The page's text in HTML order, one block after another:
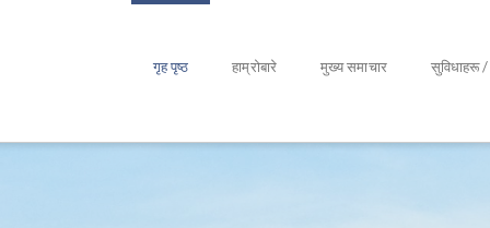
गृह पृष्ठ हाम्रोबारे मुख्य समाचार सुविधाहरू /